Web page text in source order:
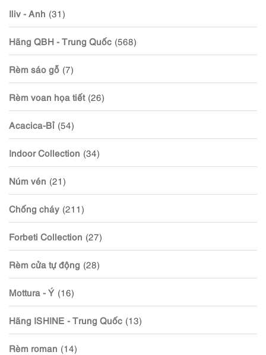
Iliv - Anh (31)
Hãng QBH - Trung Quốc (568)
Rèm sáo gỗ (7)
Rèm voan họa tiết (26)
Acacica-Bỉ (54)
Indoor Collection (34)
Núm vén (21)
Chống cháy (211)
Forbeti Collection (27)
Rèm cửa tự động (28)
Mottura - Ý (16)
Hãng ISHINE - Trung Quốc (13)
Rèm roman (14)